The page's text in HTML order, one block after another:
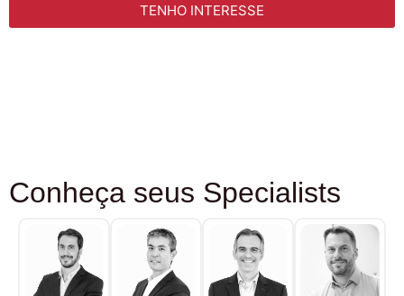
TENHO INTERESSE
Conheça seus Specialists